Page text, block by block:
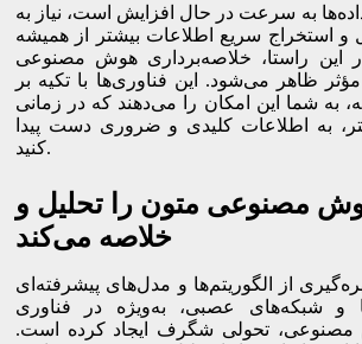
به سرعت در حال افزایش است، نیاز به
و استخراج سریع اطلاعات بیشتر از همیشه
راستا، خلاصه‌برداری هوش مصنوعی
ظاهر می‌شود. این فناوری‌ها با تکیه بر
به شما این امکان را می‌دهند که در زمانی
به اطلاعات کلیدی و ضروری دست پیدا
کنید.
مصنوعی متون را تحلیل و
خلاصه می‌کند
از الگوریتم‌ها و مدل‌های پیشرفته‌ای
و شبکه‌های عصبی، به‌ویژه در فناوری
مصنوعی، تحولی شگرف ایجاد کرده است.